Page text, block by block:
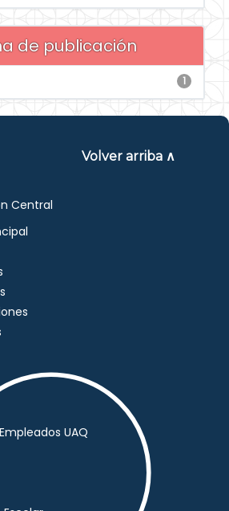
de publicación
1
Volver arriba ∧
Central
UAQ